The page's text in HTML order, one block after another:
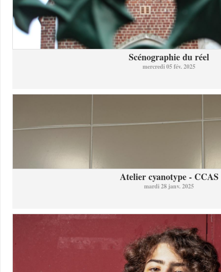
Scénographie du réel
mercredi 05 fév. 2025
Atelier cyanotype - CCAS
mardi 28 janv. 2025